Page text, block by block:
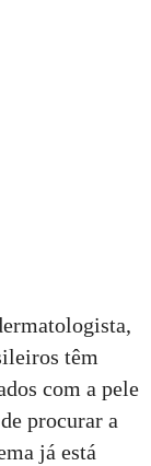
têm
com a pele
procurar a
já está